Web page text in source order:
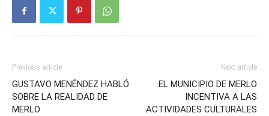
Previous article
GUSTAVO MENÉNDEZ HABLÓ
SOBRE LA REALIDAD DE
MERLO
Next article
EL MUNICIPIO DE MERLO
INCENTIVA A LAS
ACTIVIDADES CULTURALES